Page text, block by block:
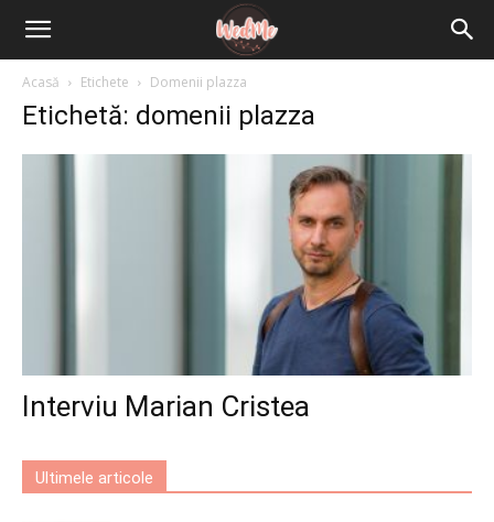
Acasă Etichete Domenii plazza
Etichetă: domenii plazza
Interviu Marian Cristea
Ultimele articole